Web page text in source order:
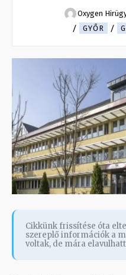
Oxygen
GYŐR
Cikkünk frissítése óta
szereplő információk a
voltak, de mára